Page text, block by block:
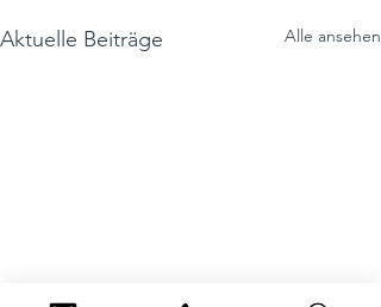
Aktuelle Beiträge Alle ansehen